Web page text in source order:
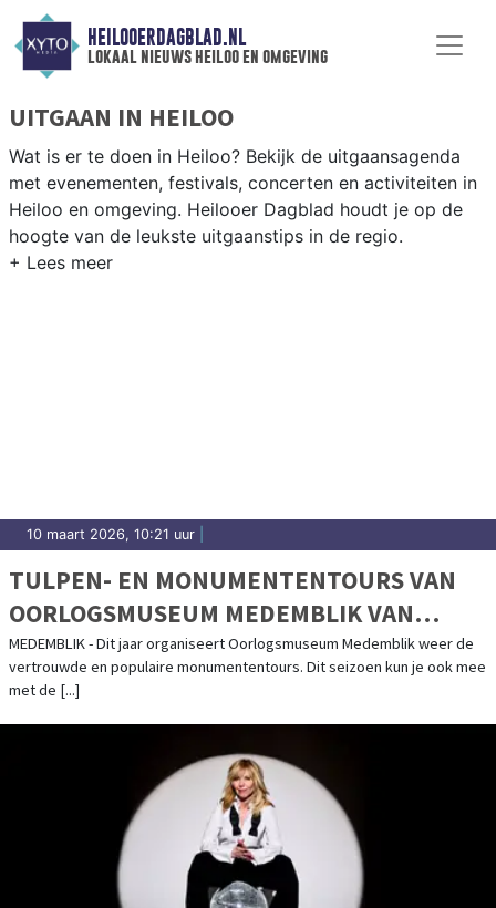
HEILOOERDAGBLAD.NL
lokaal nieuws heiloo en omgeving
UITGAAN IN HEILOO
Wat is er te doen in Heiloo? Bekijk de uitgaansagenda
met evenementen, festivals, concerten en activiteiten in
Heiloo en omgeving. Heilooer Dagblad houdt je op de
hoogte van de leukste uitgaanstips in de regio.
10 maart 2026, 10:21 uur
TULPEN- EN MONUMENTENTOURS VAN
OORLOGSMUSEUM MEDEMBLIK VAN
START!
MEDEMBLIK - Dit jaar organiseert Oorlogsmuseum Medemblik weer de
vertrouwde en populaire monumententours. Dit seizoen kun je ook mee
met de [...]